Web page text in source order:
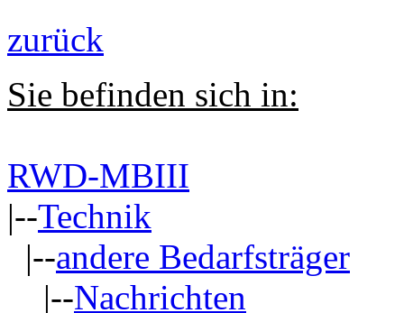
zurück
Sie befinden sich in:
RWD-MBIII
|--Technik
|--andere Bedarfsträger
|--Nachrichten